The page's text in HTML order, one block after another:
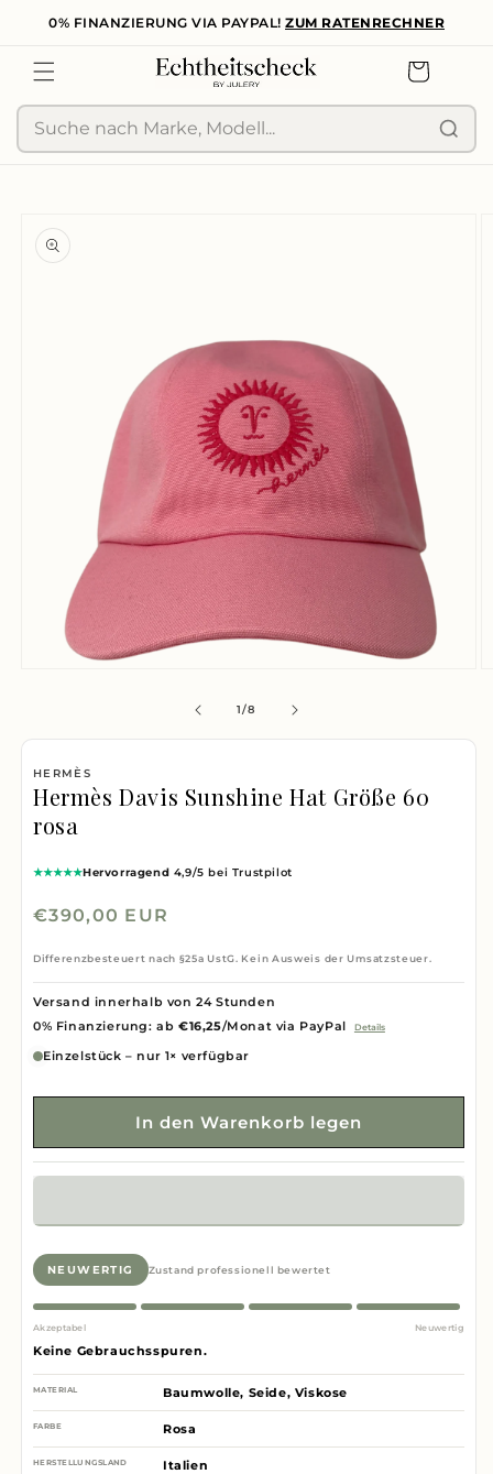
zum
0% FINANZIERUNG VIA PAYPAL! ZUM RATENRECHNER
Warenkorb
Suche
öffnen
1/von
8
HERMÈS
Hermès Davis Sunshine Hat Größe 60
rosa
★★★★★Hervorragend 4,9/5 bei Trustpilot
Normaler
€390,00 EUR
Differenzbesteuert nach §25a UstG. Kein Ausweis der Umsatzsteuer.
Versand innerhalb von 24 Stunden
0% Finanzierung: ab €16,25/Monat via PayPal Details
Einzelstück – nur 1× verfügbar
In den Warenkorb legen
NEUWERTIG Zustand professionell bewertet
Akzeptabel Neuwertig
Keine Gebrauchsspuren.
MATERIAL Baumwolle, Seide, Viskose
FARBE Rosa
HERSTELLUNGSLAND Italien